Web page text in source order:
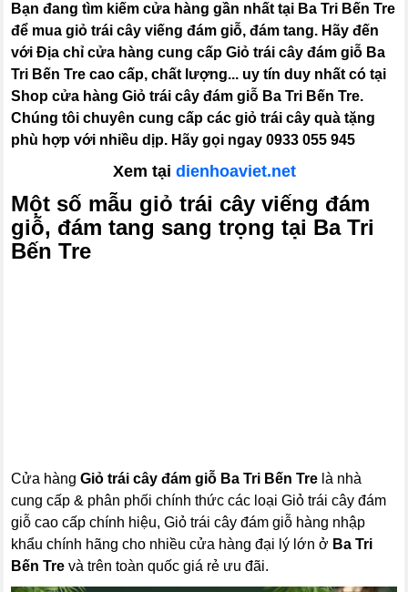
Bạn đang tìm kiếm cửa hàng gần nhất tại Ba Tri Bến Tre
để mua giỏ trái cây viếng đám giỗ, đám tang. Hãy đến
với Địa chỉ cửa hàng cung cấp Giỏ trái cây đám giỗ Ba
Tri Bến Tre cao cấp, chất lượng... uy tín duy nhất có tại
Shop cửa hàng Giỏ trái cây đám giỗ Ba Tri Bến Tre.
Chúng tôi chuyên cung cấp các giỏ trái cây quà tặng
phù hợp với nhiều dịp. Hãy gọi ngay 0933 055 945
Xem tại dienhoaviet.net
Một số mẫu giỏ trái cây viếng đám
giỗ, đám tang sang trọng tại Ba Tri
Bến Tre
Cửa hàngGiỏ trái cây đám giỗ Ba Tri Bến Tre là nhà
cung cấp & phân phối chính thức các loại Giỏ trái cây đám
giỗ cao cấp chính hiệu, Giỏ trái cây đám giỗ hàng nhập
khẩu chính hãng cho nhiều cửa hàng đại lý lớn ở Ba Tri
Bến Tre và trên toàn quốc giá rẻ ưu đãi.